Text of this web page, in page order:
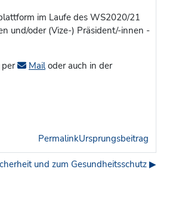
im Laufe des WS2020/21
und/oder (Vize-) Präsident/-innen -
per
Mailoder auch in der
PermalinkUrsprungsbeitrag
und zum Gesundheitsschutz ▶︎